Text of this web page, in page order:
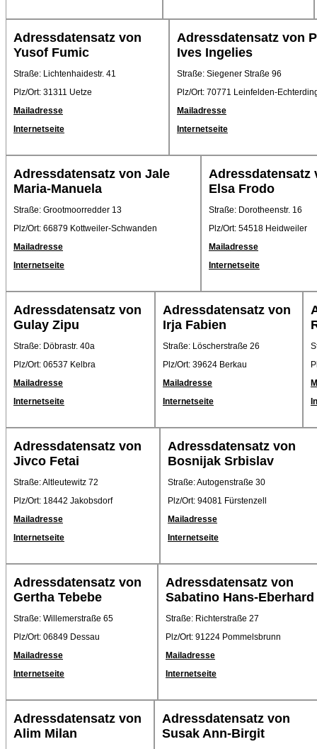
Adressdatensatz von
Yusof Fumic
Straße: Lichtenhaidestr. 41
Plz/Ort: 31311 Uetze
Mailadresse
Internetseite
Adressdatensatz von
Ives Ingelies
Straße: Siegener Straße 96
Plz/Ort: 70771 Leinfelden-
Mailadresse
Internetseite
Adressdatensatz von Jale
Maria-Manuela
Straße: Grootmoorredder 13
Plz/Ort: 66879 Kottweiler-Schwanden
Mailadresse
Internetseite
Adressdatensatz
Elsa Frodo
Straße: Dorotheenstr. 16
Plz/Ort: 54518 Heidweiler
Mailadresse
Internetseite
Adressdatensatz von
Gulay Zipu
Straße: Döbrastr. 40a
Plz/Ort: 06537 Kelbra
Mailadresse
Internetseite
Adressdatensatz von
Irja Fabien
Straße: Löscherstraße 26
Plz/Ort: 39624 Berkau
Mailadresse
Internetseite
Adressdatensatz von
Jivco Fetai
Straße: Altleutewitz 72
Plz/Ort: 18442 Jakobsdorf
Mailadresse
Internetseite
Adressdatensatz von
Bosnijak Srbislav
Straße: Autogenstraße 30
Plz/Ort: 94081 Fürstenzell
Mailadresse
Internetseite
Adressdatensatz von
Gertha Tebebe
Straße: Willemerstraße 65
Plz/Ort: 06849 Dessau
Mailadresse
Internetseite
Adressdatensatz von
Sabatino Hans-Eberhard
Straße: Richterstraße 27
Plz/Ort: 91224 Pommelsbrunn
Mailadresse
Internetseite
Adressdatensatz von
Alim Milan
Adressdatensatz von
Susak Ann-Birgit